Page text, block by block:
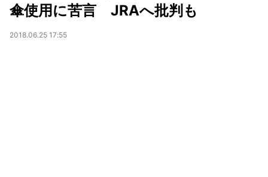
傘使用に苦言 JRAへ批判も
2018.06.25 17:55